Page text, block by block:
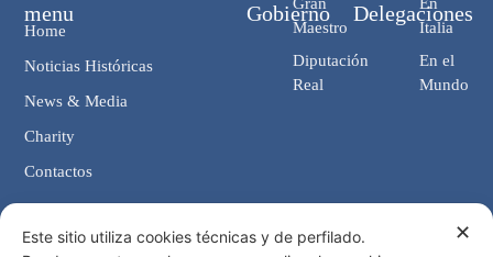
Gobierno
Maestro
Diputación
Real
Delegaciones
Italia
En el
Mundo
menu
Home
Noticias Históricas
News & Media
Charity
Contactos
Contactos ✕
Este sitio utiliza cookies técnicas y de perfilado.